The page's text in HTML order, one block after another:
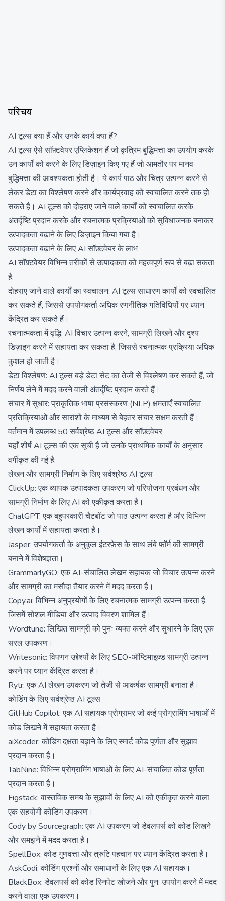
परिचय
AI टूल्स क्या हैं और उनके कार्य क्या हैं?
AI टूल्स ऐसे सॉफ़्टवेयर एप्लिकेशन हैं जो कृत्रिम बुद्धिमत्ता का उपयोग करके
उन कार्यों को करने के लिए डिज़ाइन किए गए हैं जो आमतौर पर मानव
बुद्धिमत्ता की आवश्यकता होती है। ये कार्य पाठ और चित्र उत्पन्न करने से
लेकर डेटा का विश्लेषण करने और कार्यप्रवाह को स्वचालित करने तक हो
सकते हैं। AI टूल्स को दोहराए जाने वाले कार्यों को स्वचालित करके,
अंतर्दृष्टि प्रदान करके और रचनात्मक प्रक्रियाओं को सुविधाजनक बनाकर
उत्पादकता बढ़ाने के लिए डिज़ाइन किया गया है।
उत्पादकता बढ़ाने के लिए AI सॉफ़्टवेयर के लाभ
AI सॉफ़्टवेयर विभिन्न तरीकों से उत्पादकता को महत्वपूर्ण रूप से बढ़ा सकता
है:
दोहराए जाने वाले कार्यों का स्वचालन: AI टूल्स साधारण कार्यों को स्वचालित
कर सकते हैं, जिससे उपयोगकर्ता अधिक रणनीतिक गतिविधियों पर ध्यान
केंद्रित कर सकते हैं।
रचनात्मकता में वृद्धि: AI विचार उत्पन्न करने, सामग्री लिखने और दृश्य
डिज़ाइन करने में सहायता कर सकता है, जिससे रचनात्मक प्रक्रिया अधिक
कुशल हो जाती है।
डेटा विश्लेषण: AI टूल्स बड़े डेटा सेट का तेजी से विश्लेषण कर सकते हैं, जो
निर्णय लेने में मदद करने वाली अंतर्दृष्टि प्रदान करते हैं।
संचार में सुधार: प्राकृतिक भाषा प्रसंस्करण (NLP) क्षमताएँ स्वचालित
प्रतिक्रियाओं और सारांशों के माध्यम से बेहतर संचार सक्षम करती हैं।
वर्तमान में उपलब्ध 50 सर्वश्रेष्ठ AI टूल्स और सॉफ़्टवेयर
यहाँ शीर्ष AI टूल्स की एक सूची है जो उनके प्राथमिक कार्यों के अनुसार
वर्गीकृत की गई है:
लेखन और सामग्री निर्माण के लिए सर्वश्रेष्ठ AI टूल्स
ClickUp: एक व्यापक उत्पादकता उपकरण जो परियोजना प्रबंधन और
सामग्री निर्माण के लिए AI को एकीकृत करता है।
ChatGPT: एक बहुपरकारी चैटबॉट जो पाठ उत्पन्न करता है और विभिन्न
लेखन कार्यों में सहायता करता है।
Jasper: उपयोगकर्ता के अनुकूल इंटरफ़ेस के साथ लंबे फॉर्म की सामग्री
बनाने में विशेषज्ञता।
GrammarlyGO: एक AI-संचालित लेखन सहायक जो विचार उत्पन्न करने
और सामग्री का मसौदा तैयार करने में मदद करता है।
Copy.ai: विभिन्न अनुप्रयोगों के लिए रचनात्मक सामग्री उत्पन्न करता है,
जिसमें सोशल मीडिया और उत्पाद विवरण शामिल हैं।
Wordtune: लिखित सामग्री को पुनः व्यक्त करने और सुधारने के लिए एक
सरल उपकरण।
Writesonic: विपणन उद्देश्यों के लिए SEO-ऑप्टिमाइज़्ड सामग्री उत्पन्न
करने पर ध्यान केंद्रित करता है।
Rytr: एक AI लेखन उपकरण जो तेजी से आकर्षक सामग्री बनाता है।
कोडिंग के लिए सर्वश्रेष्ठ AI टूल्स
GitHub Copilot: एक AI सहायक प्रोग्रामर जो कई प्रोग्रामिंग भाषाओं में
कोड लिखने में सहायता करता है।
aiXcoder: कोडिंग दक्षता बढ़ाने के लिए स्मार्ट कोड पूर्णता और सुझाव
प्रदान करता है।
TabNine: विभिन्न प्रोग्रामिंग भाषाओं के लिए AI-संचालित कोड पूर्णता
प्रदान करता है।
Figstack: वास्तविक समय के सुझावों के लिए AI को एकीकृत करने वाला
एक सहयोगी कोडिंग उपकरण।
Cody by Sourcegraph: एक AI उपकरण जो डेवलपर्स को कोड लिखने
और समझने में मदद करता है।
SpellBox: कोड गुणवत्ता और त्रुटि पहचान पर ध्यान केंद्रित करता है।
AskCodi: कोडिंग प्रश्नों और समाधानों के लिए एक AI सहायक।
BlackBox: डेवलपर्स को कोड स्निपेट खोजने और पुन: उपयोग करने में मदद
करने वाला एक उपकरण।